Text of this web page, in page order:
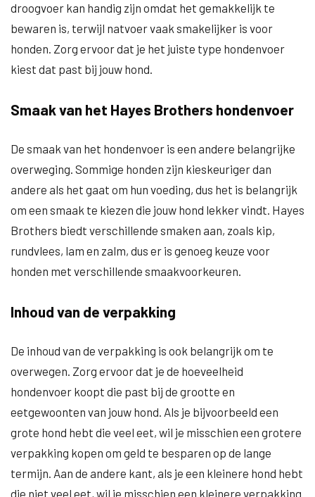
droogvoer kan handig zijn omdat het gemakkelijk te
bewaren is, terwijl natvoer vaak smakelijker is voor
honden. Zorg ervoor dat je het juiste type hondenvoer
kiest dat past bij jouw hond.
Smaak van het Hayes Brothers hondenvoer
De smaak van het hondenvoer is een andere belangrijke
overweging. Sommige honden zijn kieskeuriger dan
andere als het gaat om hun voeding, dus het is belangrijk
om een smaak te kiezen die jouw hond lekker vindt. Hayes
Brothers biedt verschillende smaken aan, zoals kip,
rundvlees, lam en zalm, dus er is genoeg keuze voor
honden met verschillende smaakvoorkeuren.
Inhoud van de verpakking
De inhoud van de verpakking is ook belangrijk om te
overwegen. Zorg ervoor dat je de hoeveelheid
hondenvoer koopt die past bij de grootte en
eetgewoonten van jouw hond. Als je bijvoorbeeld een
grote hond hebt die veel eet, wil je misschien een grotere
verpakking kopen om geld te besparen op de lange
termijn. Aan de andere kant, als je een kleinere hond hebt
die niet veel eet, wil je misschien een kleinere verpakking